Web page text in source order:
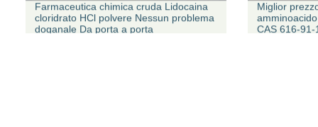
Farmaceutica chimica cruda Lidocaina
cloridrato HCl polvere Nessun problema
doganale Da porta a porta
Miglior
CAS 616-